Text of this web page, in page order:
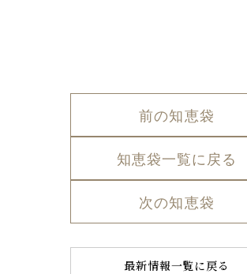
前の知恵袋
知恵袋一覧に戻る
次の知恵袋
最新情報一覧に戻る